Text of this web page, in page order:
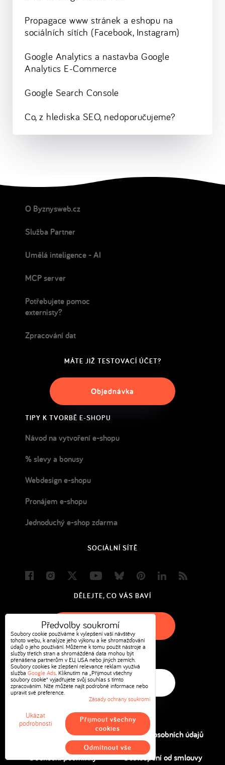
Propagace www stránek a eshopu na
sociálních sítích (Facebook, Instagram)
Google Analytics a nastavba Google
Analytics E-Commerce
Google Search Console
Co, z hlediska SEO, nedoporučujeme?
O Byznysweb.cz
Služba Partner
Umělá inteligence - AI
MCP server
Potřebujete pomoc
externisty?
Zpracování dat
MÁTE JIŽ TESTOVACÍ ÚČET?
Objednávka
TIPY K TVORBĚ E-SHOPU
Návod na vytvoření e-shopu
% slevy a bonusy
Webdesign e-shopu
Pronájem e-shopu
Jednoduchý e-shop zdarma
SOCIÁLNÍ SÍTĚ
FacebookInstagram
Twitter YoutubeBlueskyPinterestLinkedIn
DĚLEJTE, CO VÁS BAVÍ
Začněte podnikat
STÁVAJÍCÍ ZÁKAZNÍK?
Přihlaste se
Předvolby soukromí Ochrana osobních údajů
Obchodní podmínky Odstoupení od smlouvy
Předvolby soukromí
Soubory cookie používáme k vylepšení vaší návštěvy
tohoto webu, k analýze jeho výkonu a ke shromažďování
údajů o jeho používání. Můžeme k tomu použít nástroje a
služby třetích stran a shromážděná data mohou být
přenášena partnerům v EU, USA nebo jiných zemích.
Soubory cookies ke zlepšení relevance reklam využívá
služba Google Ads. Kliknutím na „Přijmout všechny
soubory cookie“ vyjadřujete svůj souhlas s tímto
zpracováním. Níže můžete najít podrobné informace nebo
upravit své preference.
Zásady ochrany soukromí
Ukázat
podrobnosti
Přijmout všechny
cookies
Odmítnout vše